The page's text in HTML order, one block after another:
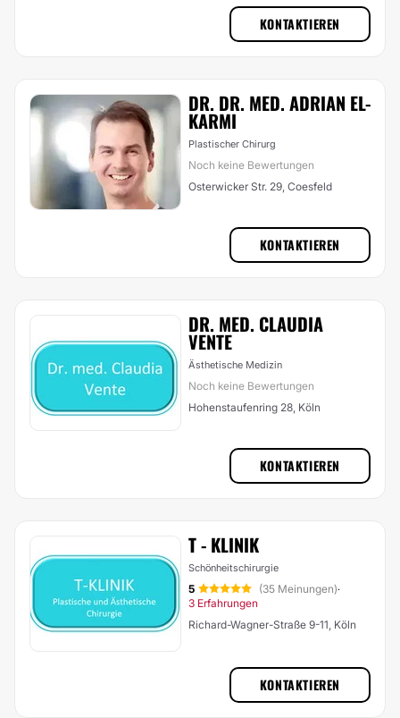
KONTAKTIEREN
DR. DR. MED. ADRIAN EL-
KARMI
Plastischer Chirurg
Noch keine Bewertungen
Osterwicker Str. 29, Coesfeld
KONTAKTIEREN
DR. MED. CLAUDIA
VENTE
Ästhetische Medizin
Noch keine Bewertungen
Hohenstaufenring 28, Köln
KONTAKTIEREN
T - KLINIK
Schönheitschirurgie
5 (35 Meinungen)·
3 Erfahrungen
Richard-Wagner-Straße 9-11, Köln
KONTAKTIEREN